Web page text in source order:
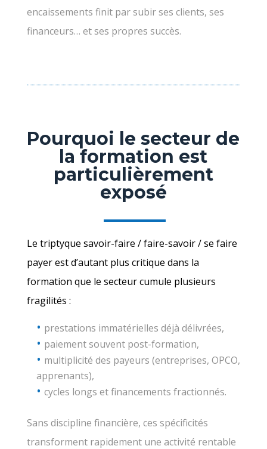
encaissements finit par subir ses clients, ses
financeurs… et ses propres succès.
Pourquoi le secteur de
la formation est
particulièrement
exposé
Le triptyque savoir-faire / faire-savoir / se faire
payer est d’autant plus critique dans la
formation que le secteur cumule plusieurs
fragilités :
prestations immatérielles déjà délivrées,
paiement souvent post-formation,
multiplicité des payeurs (entreprises, OPCO,
apprenants),
cycles longs et financements fractionnés.
Sans discipline financière, ces spécificités
transforment rapidement une activité rentable